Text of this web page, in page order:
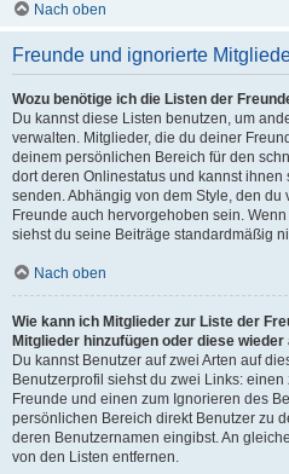
Nach oben
Freunde und ignorierte
Wozu benötige ich die Listen der
Du kannst diese Listen benutzen, um
verwalten. Mitglieder, die du deiner
deinem persönlichen Bereich für den
dort deren Onlinestatus und kannst
senden. Abhängig von dem Style, den
Freunde auch hervorgehoben sein.
siehst du seine Beiträge standardmäßig
Nach oben
Wie kann ich Mitglieder zur Liste der
Mitglieder hinzufügen oder diese
Du kannst Benutzer auf zwei Arten auf
Benutzerprofil siehst du zwei Links:
Freunde und einen zum Ignorieren des
persönlichen Bereich direkt Benutzer zu
deren Benutzernamen eingibst. An
von den Listen entfernen.